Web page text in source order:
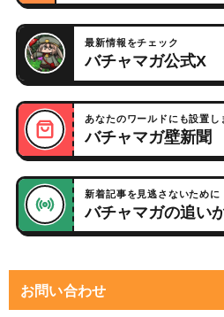
最新情報をチェック
バチャマガ公式X
あなたのワールドにも設置し
バチャマガ壁新聞
新着記事を見逃さないために
バチャマガの追い
お問い合わせ